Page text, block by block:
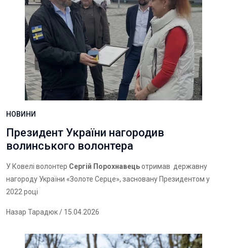
НОВИНИ
Президент України нагородив
волинського волонтера
У Ковелі волонтер Сергій Порохнавецьотримав державну
нагороду України «Золоте Серце», засновану Президентом у
2022 році
Назар Тарадюк/ 15.04.2026